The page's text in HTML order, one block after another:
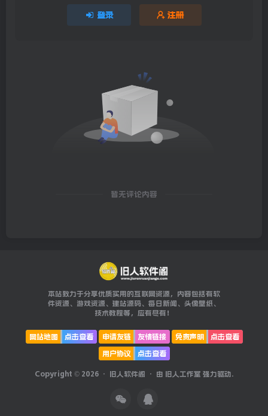
登录 注册
暂无评论内容
本站致力于分享优质实用的互联网资源，内容包括有软
件资源、游戏资源、建站源码、每日新闻、头像壁纸、
技术教程等，应有尽有！
网站地图 点击查看 申请友链 友情链接 免责声明
点击查看
用户协议
点击查看
Copyright © 2026 · 旧人软件阁 · 由 旧人工作室 强力驱动.